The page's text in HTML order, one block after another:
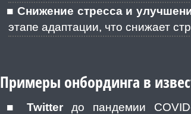
Снижение стресса и
этапе адаптации, что снижает
Примеры онбординга в
Twitter до пандемии